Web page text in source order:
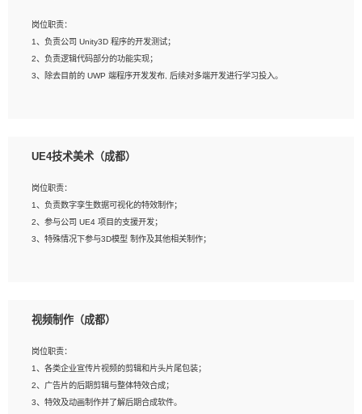
岗位职责：
1、负责公司 Unity3D 程序的开发测试；
2、负责逻辑代码部分的功能实现；
3、除去目前的 UWP 端程序开发发布, 后续对多端开发进行学习投入。
2、熟练掌握 Unity3D 程序开发，精通 C# 语言开发；
4、有良好的沟通能力和团队合作意识；
5、开发过 HoloLens 程序者优先。
UE4技术美术（成都）
岗位职责：
1、负责数字孪生数据可视化的特效制作；
2、参与公司 UE4 项目的支援开发；
3、特殊情况下参与3D模型 制作及其他相关制作；
上；
3、想象力丰富, 有一定的艺术审美深度；
4、有良好的场景特效搭建功底；
5、熟悉 3Ds Max 或者 Maya；
6、有良好的沟通能力和团队合作意识；
视频制作（成都）
岗位职责：
1、各类企业宣传片视频的剪辑和片头片尾包装；
2、广告片的后期剪辑与整体特效合成；
3、特效及动画制作并了解后期合成软件。